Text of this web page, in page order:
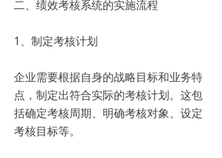
二、绩效考核系统的实施流程
1、制定考核计划
企业需要根据自身的战略目标和业务特
点，制定出符合实际的考核计划。这包
括确定考核周期、明确考核对象、设定
考核目标等。